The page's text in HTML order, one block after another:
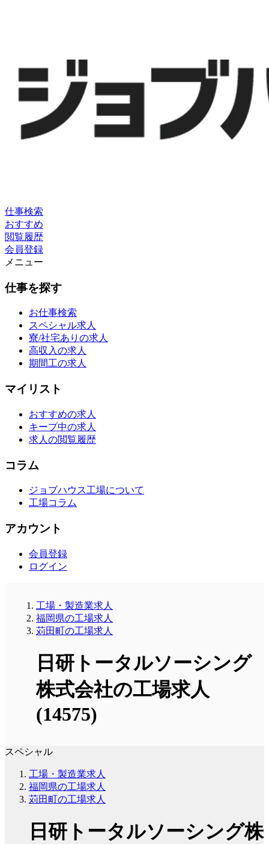
仕事検索
おすすめ
閲覧履歴
会員登録
メニュー
仕事を探す
お仕事検索
スペシャル求人
寮/社宅ありの求人
高収入の求人
期間工の求人
マイリスト
おすすめの求人
キープ中の求人
求人の閲覧履歴
コラム
ジョブハウス工場について
工場コラム
アカウント
会員登録
ログイン
工場・製造業求人
福岡県の工場求人
苅田町の工場求人
日研トータルソーシング
株式会社の工場求人
(14575)
スペシャル
工場・製造業求人
福岡県の工場求人
苅田町の工場求人
日研トータルソーシング株